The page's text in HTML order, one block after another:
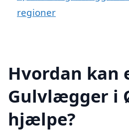
regioner
Hvordan kan
Gulvlægger i
hjælpe?